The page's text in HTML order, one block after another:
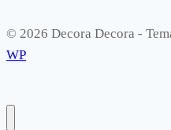
© 2026 Decora Decora -
WP